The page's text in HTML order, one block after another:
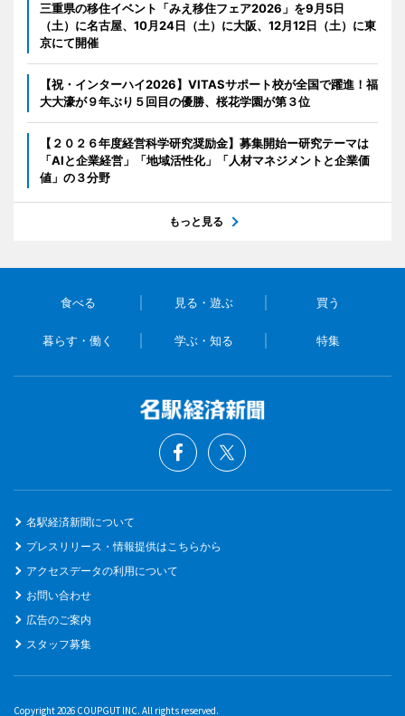
三重県の移住イベント「みえ移住フェア2026」を9月5日
（土）に名古屋、10月24日（土）に大阪、12月12日（土）に東
京にて開催
【祝・インターハイ2026】VITASサポート校が全国で躍進！福
大大濠が９年ぶり５回目の優勝、桜花学園が第３位
【２０２６年度経営科学研究奨励金】募集開始ー研究テーマは
「AIと企業経営」「地域活性化」「人材マネジメントと企業価
値」の３分野
もっと見る
食べる 見る・遊ぶ 買う
暮らす・働く 学ぶ・知る 特集
名駅経済新聞について
プレスリリース・情報提供はこちらから
アクセスデータの利用について
お問い合わせ
広告のご案内
スタッフ募集
Copyright 2026 COUPGUT INC. All rights reserved.